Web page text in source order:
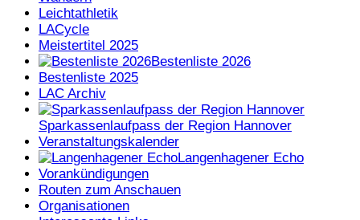
Leichtathletik
LACycle
Meistertitel 2025
Bestenliste 2026
Bestenliste 2025
LAC Archiv
Sparkassenlaufpass der Region Hannover
Veranstaltungskalender
Langenhagener Echo
Vorankündigungen
Routen zum Anschauen
Organisationen